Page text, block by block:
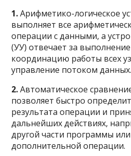
1.Арифметико-логическое
выполняет все
операции с данными, а
(УУ) отвечает за
координацию работы всех
управление потоком данных.
2.Автоматическое
позволяет быстро
результата операции и
дальнейших действиях,
другой части программы
дополнительной операции.